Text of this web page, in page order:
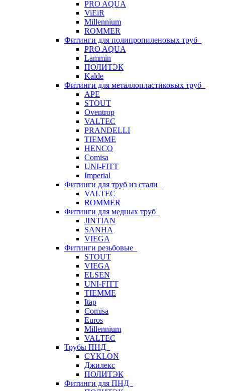
PRO AQUA
ViEiR
Millennium
ROMMER
Фитинги для полипропиленовых труб
PRO AQUA
Lammin
ПОЛИТЭК
Kalde
Фитинги для металлопластиковых труб
APE
STOUT
Oventrop
VALTEC
PRANDELLI
TIEMME
HENCO
Comisa
UNI-FITT
Imperial
Фитинги для труб из стали
VALTEC
ROMMER
Фитинги для медных труб
JINTIAN
SANHA
VIEGA
Фитинги резьбовые
STOUT
VIEGA
ELSEN
UNI-FITT
TIEMME
Itap
Comisa
Euros
Millennium
VALTEC
Трубы ПНД
CYKLON
Джилекс
ПОЛИТЭК
Фитинги для ПНД